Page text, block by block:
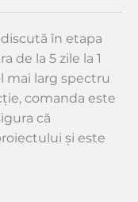
în etapa
de la 5 zile la 1
mai larg spectru
comanda este
că
și este